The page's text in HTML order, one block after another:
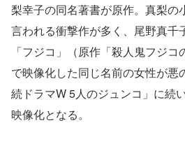
梨幸子の同名著書が原作。真梨の
言われる衝撃作が多く、尾野真千
「フジコ」（原作「殺人鬼フジ
で映像化した同じ名前の女性が悪
続ドラマW 5人のジュンコ」に続
映像化となる。